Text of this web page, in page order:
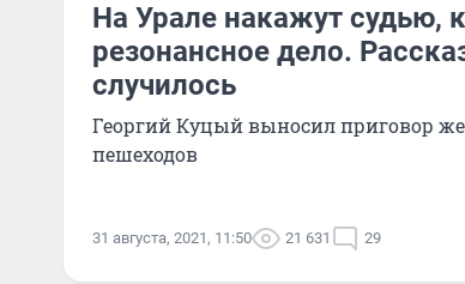
На Урале накажут судью,
резонансное дело.
случилось
Георгий Куцый выносил приговор
пешеходов
31 августа, 2021, 11:50 21 631 29